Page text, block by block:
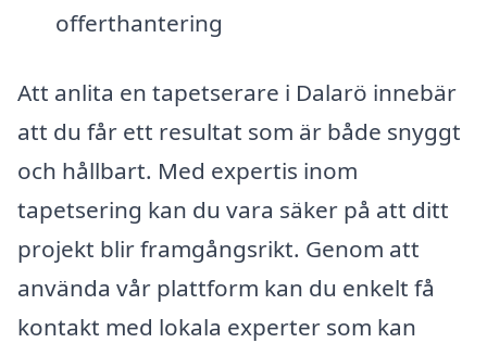
offerthantering
Att anlita en tapetserare i Dalarö innebär
att du får ett resultat som är både snyggt
och hållbart. Med expertis inom
tapetsering kan du vara säker på att ditt
projekt blir framgångsrikt. Genom att
använda vår plattform kan du enkelt få
kontakt med lokala experter som kan